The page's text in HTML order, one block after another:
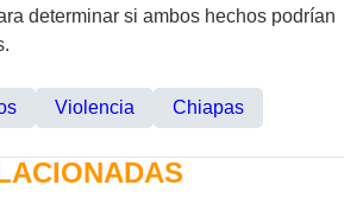
determinar si ambos hechos podrían
Violencia Chiapas